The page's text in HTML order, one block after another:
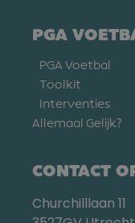
PGA
PGA Voetbal
Toolkit
Interventies
Allemaal Gelijk?
CONTACT
Churchilllaan 11